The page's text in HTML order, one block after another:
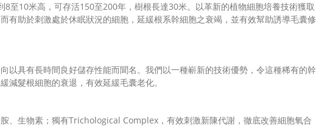
至10米高，可存活150至200年，樹根長達30米。以革新的植物細胞培養技術獲取
有助於刺激處於休眠狀況的細胞，延緩根系幹細胞之衰竭，並有效幫助誘導毛囊修
以具有長時間良好儲存性能而聞名。我們以一種嶄新的技術優勢，令這種稀有的幹
減髮根細胞的衰退，有效延緩毛囊老化。
、生物素；獨有Trichological Complex，有效刺激新陳代謝，徹底改善細胞氧合